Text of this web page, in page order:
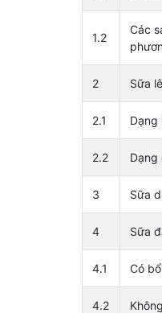
1.2
Các
2 Sữa
2.1 Dạng
2.2 Dạng
3 Sữa
4 Sữa
4.1 Có
4.2